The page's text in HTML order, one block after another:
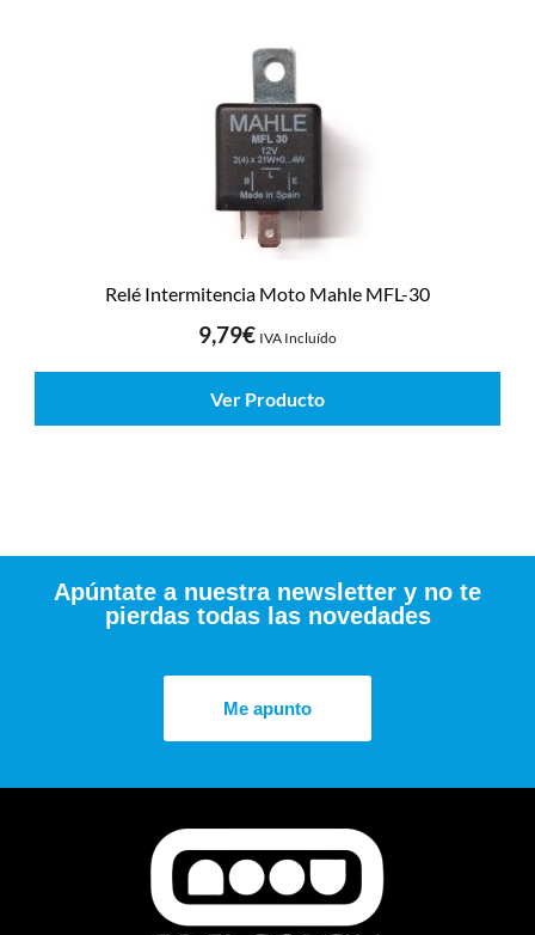
Relé Intermitencia Moto Mahle MFL-30
9,79€ IVA Incluído
Ver Producto
Apúntate a nuestra newsletter y no te
pierdas todas las novedades
Me apunto